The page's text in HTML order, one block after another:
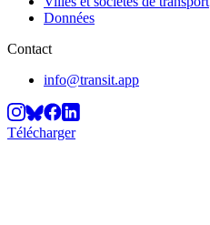
Données
Contact
info@transit.app
Télécharger